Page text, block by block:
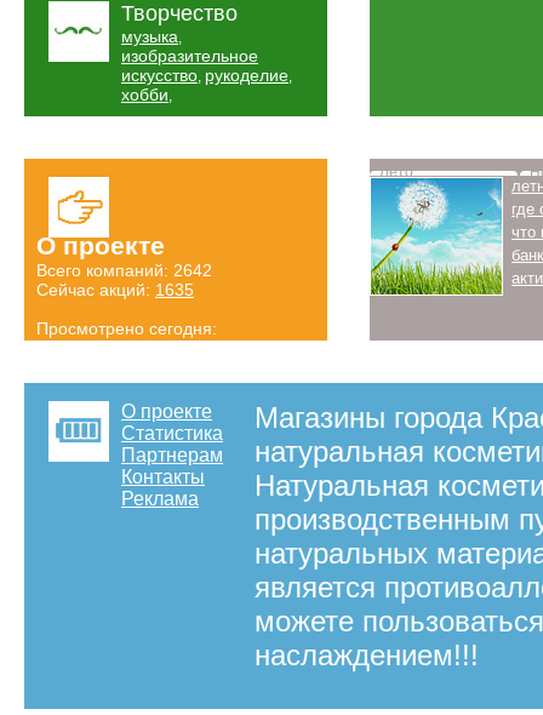
Творчество
музыка,
изобразительное
искусство, рукоделие,
хобби,
О проекте
Всего компаний: 2642
Сейчас акций: 1635
Просмотрено сегодня:
Лето
где
что
О проекте
Статистика
Партнерам
Контакты
Реклама
Магазины города
натуральная
Натуральная
производственным
натуральных
является
можете
наслаждением!!!